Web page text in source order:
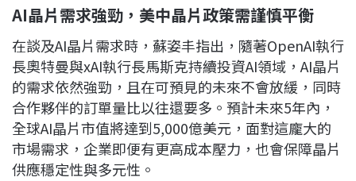
AI晶片需求強勁，美中晶片政策需謹慎平衡
在談及AI晶片需求時，蘇姿丰指出，隨著OpenAI執行
長奧特曼與xAI執行長馬斯克持續投資AI領域，AI晶片
的需求依然強勁，且在可預見的未來不會放緩，同時
合作夥伴的訂單量比以往還要多。預計未來5年內，
全球AI晶片市值將達到5,000億美元，面對這龐大的
市場需求，企業即便有更高成本壓力，也會保障晶片
供應穩定性與多元性。